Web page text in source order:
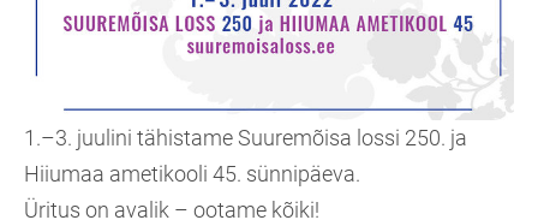
1.–3. juulini tähistame Suuremõisa lossi 250. ja
Hiiumaa ametikooli 45. sünnipäeva.
Üritus on avalik – ootame kõiki!